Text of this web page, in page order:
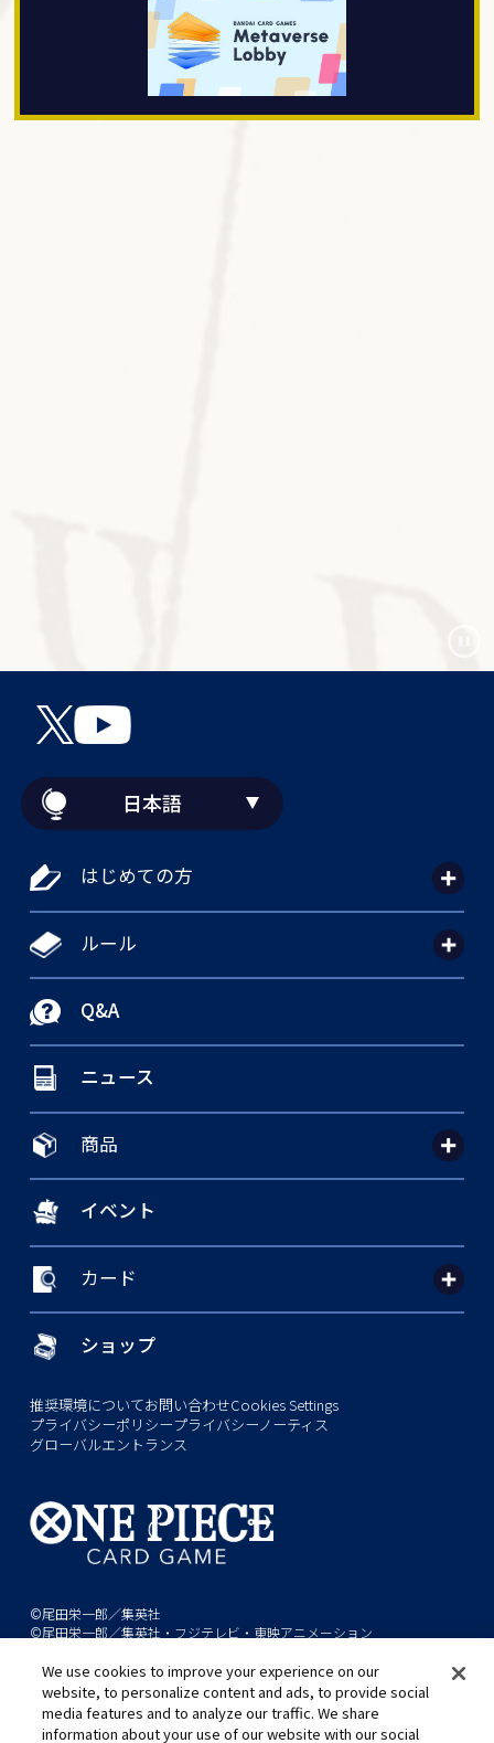
日本語
はじめての方
ルール
Q&A
ニュース
商品
イベント
カード
ショップ
推奨環境についてお問い合わせCookies Settings
プライバシーポリシープライバシーノーティス
グローバルエントランス
©尾田栄一郎／集英社
©尾田栄一郎／集英社・フジテレビ・東映アニメーション
このwebサイトに記載されているすべての画像・テキスト・データの無
断転用、転載をお断りします。
開発中につき、本サイトで使用している画像と実際の商品とは異なる場
We use cookies to improve your experience on our
website, to personalize content and ads, to provide social
media features and to analyze our traffic. We share
information about your use of our website with our social